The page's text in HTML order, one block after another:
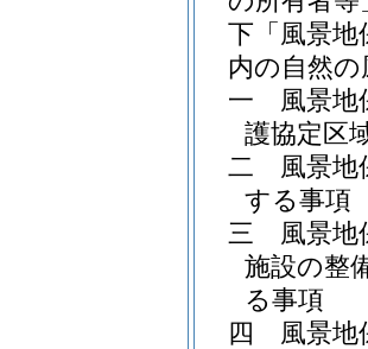
下「風景地
内の自然
一
風景
護協定区
二
風景
する事項
三
風景
施設の整
る事項
四
風景地